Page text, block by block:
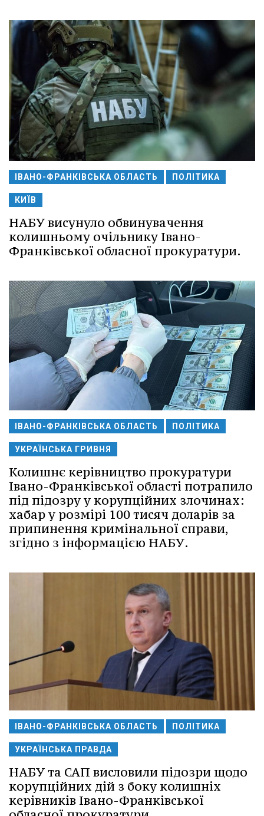
ІВАНО-ФРАНКІВСЬКА ОБЛАСТЬ ПОЛІТИКА
КИЇВ
НАБУ висунуло обвинувачення
колишньому очільнику Івано-
Франківської обласної прокуратури.
ІВАНО-ФРАНКІВСЬКА ОБЛАСТЬ ПОЛІТИКА
УКРАЇНСЬКА ГРИВНЯ
Колишнє керівництво прокуратури
Івано-Франківської області потрапило
під підозру у корупційних злочинах:
хабар у розмірі 100 тисяч доларів за
припинення кримінальної справи,
згідно з інформацією НАБУ.
ІВАНО-ФРАНКІВСЬКА ОБЛАСТЬ ПОЛІТИКА
УКРАЇНСЬКА ПРАВДА
НАБУ та САП висловили підозри щодо
корупційних дій з боку колишніх
керівників Івано-Франківської